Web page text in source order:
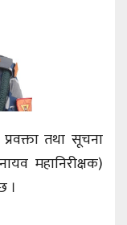
तथा सूचना
महानिरीक्षक)
।